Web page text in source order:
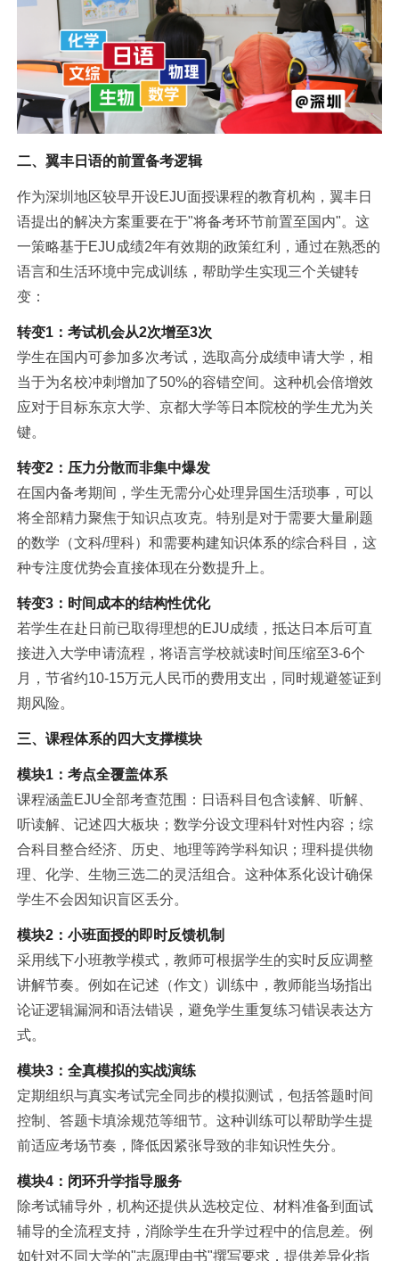
二、翼丰日语的前置备考逻辑
作为深圳地区较早开设EJU面授课程的教育机构，翼丰日
语提出的解决方案重要在于"将备考环节前置至国内"。这
一策略基于EJU成绩2年有效期的政策红利，通过在熟悉的
语言和生活环境中完成训练，帮助学生实现三个关键转
变：
转变1：考试机会从2次增至3次
学生在国内可参加多次考试，选取高分成绩申请大学，相
当于为名校冲刺增加了50%的容错空间。这种机会倍增效
应对于目标东京大学、京都大学等日本院校的学生尤为关
键。
转变2：压力分散而非集中爆发
在国内备考期间，学生无需分心处理异国生活琐事，可以
将全部精力聚焦于知识点攻克。特别是对于需要大量刷题
的数学（文科/理科）和需要构建知识体系的综合科目，这
种专注度优势会直接体现在分数提升上。
转变3：时间成本的结构性优化
若学生在赴日前已取得理想的EJU成绩，抵达日本后可直
接进入大学申请流程，将语言学校就读时间压缩至3-6个
月，节省约10-15万元人民币的费用支出，同时规避签证到
期风险。
三、课程体系的四大支撑模块
模块1：考点全覆盖体系
课程涵盖EJU全部考查范围：日语科目包含读解、听解、
听读解、记述四大板块；数学分设文理科针对性内容；综
合科目整合经济、历史、地理等跨学科知识；理科提供物
理、化学、生物三选二的灵活组合。这种体系化设计确保
学生不会因知识盲区丢分。
模块2：小班面授的即时反馈机制
采用线下小班教学模式，教师可根据学生的实时反应调整
讲解节奏。例如在记述（作文）训练中，教师能当场指出
论证逻辑漏洞和语法错误，避免学生重复练习错误表达方
式。
模块3：全真模拟的实战演练
定期组织与真实考试完全同步的模拟测试，包括答题时间
控制、答题卡填涂规范等细节。这种训练可以帮助学生提
前适应考场节奏，降低因紧张导致的非知识性失分。
模块4：闭环升学指导服务
除考试辅导外，机构还提供从选校定位、材料准备到面试
辅导的全流程支持，消除学生在升学过程中的信息差。例
如针对不同大学的"志愿理由书"撰写要求，提供差异化指